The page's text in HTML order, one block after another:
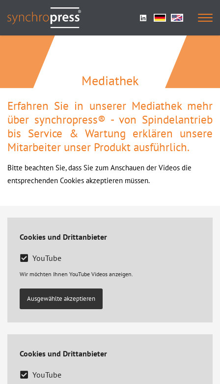
Mediathek
Erfahren Sie in unserer Mediathek mehr
über synchropress® - von Spindelantrieb
bis Service & Wartung erklären unsere
Mitarbeiter unser Produkt ausführlich.
Bitte beachten Sie, dass Sie zum Anschauen der Videos die
entsprechenden Cookies akzeptieren müssen.
Cookies und Drittanbieter
YouTube
Wir möchten Ihnen YouTube Videos anzeigen.
Ausgewählte akzeptieren
Cookies und Drittanbieter
YouTube